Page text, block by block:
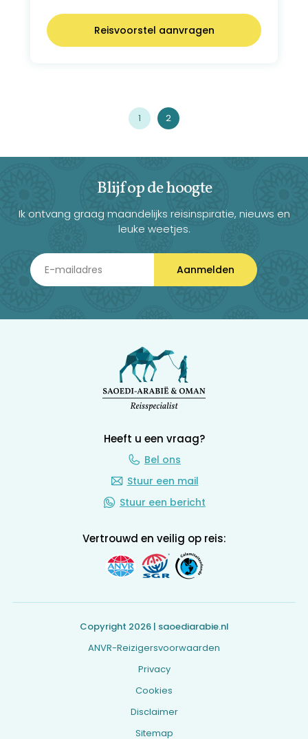
trein reist u vanuit Medina naar Mekka. In
Mekka, volbrengt u de umrah in de
Reisvoorstel aanvragen
1 2
Blijf op de hoogte
Ik ontvang graag maandelijks reisinspiratie, nieuws en
leuke weetjes.
Aanmelden
Heeft u een vraag?
Bel ons
Stuur een mail
Stuur een bericht
Vertrouwd en veilig op reis:
Copyright 2026 | saoediarabie.nl
ANVR-Reizigersvoorwaarden
Privacy
Cookies
Disclaimer
Sitemap